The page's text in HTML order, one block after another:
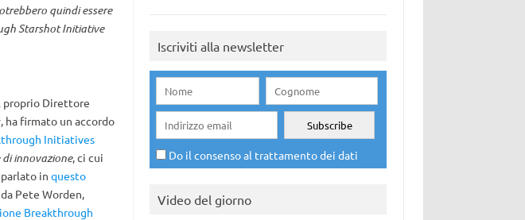
quindi essere
Starshot Initiative
proprio Direttore
ha firmato un accordo
Initiatives
innovazione, ci cui
in questo
Pete Worden,
Breakthrough
Iscriviti alla newsletter
Do il consenso al trattamento dei dati
Video del giorno